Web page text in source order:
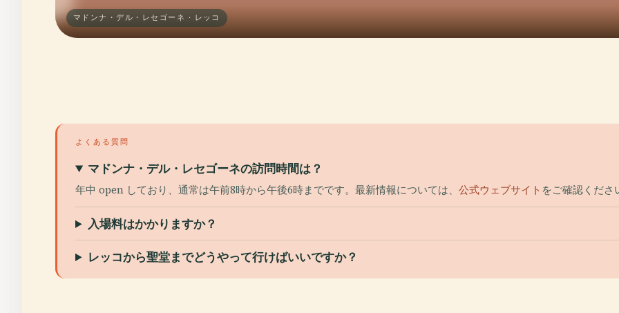
マドンナ・デル・レセゴーネ · レッコ
よくある質問
マドンナ・デル・レセゴーネの訪問時間は？
年中 open しており、通常は午前8時から午後6時までです。最新情報については、 公式ウェブサイト をご確認くださ
入場料はかかりますか？
レッコから聖堂までどうやって行けばいいですか？